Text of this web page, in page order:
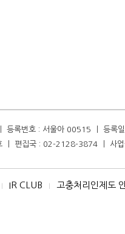
등록번호 : 서울아 00515 ㅣ 등록
ㅣ 편집국 : 02-2128-3874 ㅣ
I IR CLUB I 고충처리인제도